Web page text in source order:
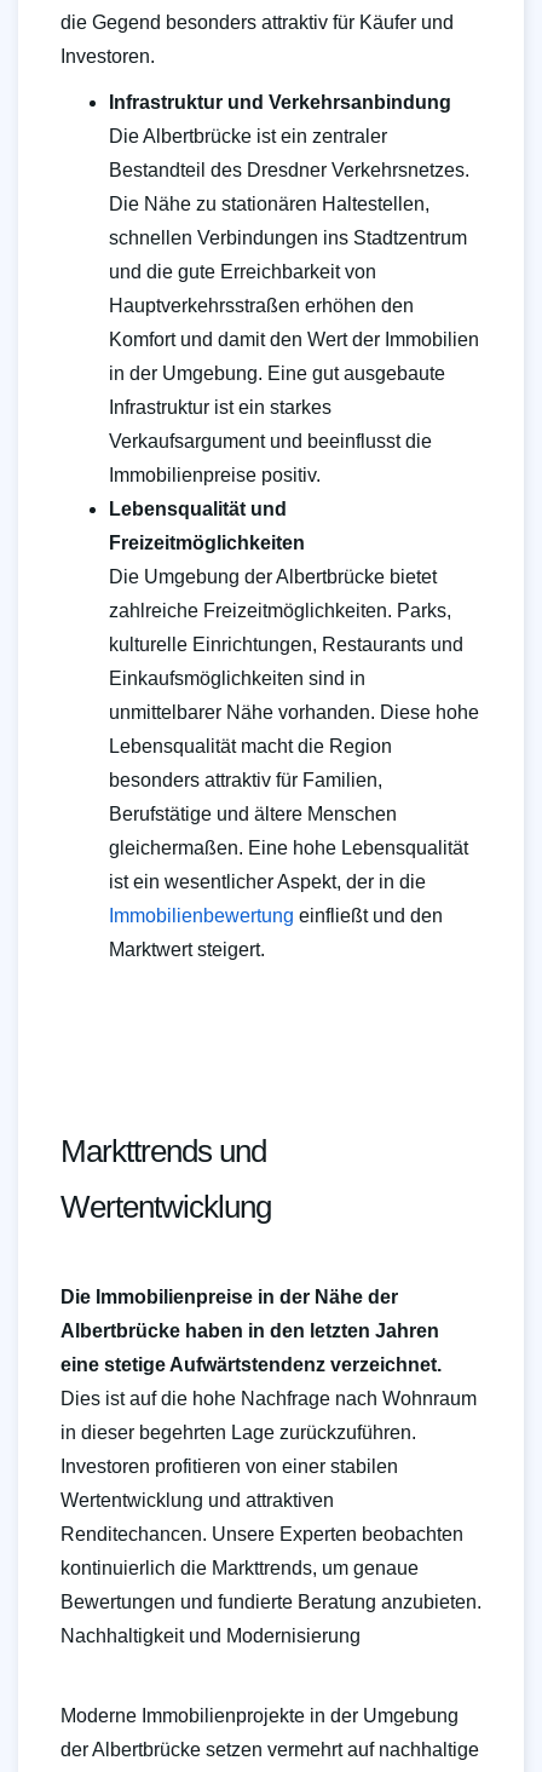
die Gegend besonders attraktiv für Käufer und
Investoren.
Infrastruktur und Verkehrsanbindung
Die Albertbrücke ist ein zentraler
Bestandteil des Dresdner Verkehrsnetzes.
Die Nähe zu stationären Haltestellen,
schnellen Verbindungen ins Stadtzentrum
und die gute Erreichbarkeit von
Hauptverkehrsstraßen erhöhen den
Komfort und damit den Wert der Immobilien
in der Umgebung. Eine gut ausgebaute
Infrastruktur ist ein starkes
Verkaufsargument und beeinflusst die
Immobilienpreise positiv.
Lebensqualität und
Freizeitmöglichkeiten
Die Umgebung der Albertbrücke bietet
zahlreiche Freizeitmöglichkeiten. Parks,
kulturelle Einrichtungen, Restaurants und
Einkaufsmöglichkeiten sind in
unmittelbarer Nähe vorhanden. Diese hohe
Lebensqualität macht die Region
besonders attraktiv für Familien,
Berufstätige und ältere Menschen
gleichermaßen. Eine hohe Lebensqualität
ist ein wesentlicher Aspekt, der in die
Immobilienbewertung einfließt und den
Marktwert steigert.
Markttrends und
Wertentwicklung
Die Immobilienpreise in der Nähe der
Albertbrücke haben in den letzten Jahren
eine stetige Aufwärtstendenz verzeichnet.
Dies ist auf die hohe Nachfrage nach Wohnraum
in dieser begehrten Lage zurückzuführen.
Investoren profitieren von einer stabilen
Wertentwicklung und attraktiven
Renditechancen. Unsere Experten beobachten
kontinuierlich die Markttrends, um genaue
Bewertungen und fundierte Beratung anzubieten.
Nachhaltigkeit und Modernisierung
Moderne Immobilienprojekte in der Umgebung
der Albertbrücke setzen vermehrt auf nachhaltige